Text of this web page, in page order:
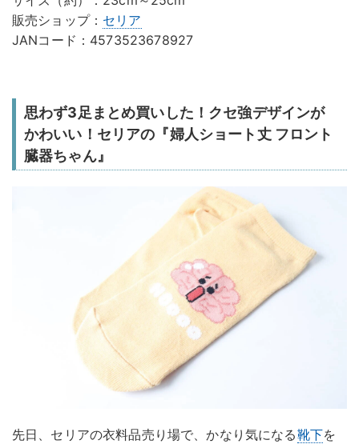
販売ショップ： セリア
JANコード：4573523678927
思わず3足まとめ買いした！クセ強デザインが
かわいい！セリアの『婦人ショート丈 フロント
臓器ちゃん』
先日、セリアの衣料品売り場で、かなり気になる靴下を